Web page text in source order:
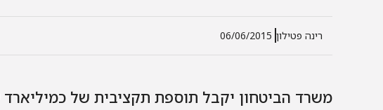
רינה פטילון 06/06/2015
משרד הביטחון יקבל תוספת תקציבית של